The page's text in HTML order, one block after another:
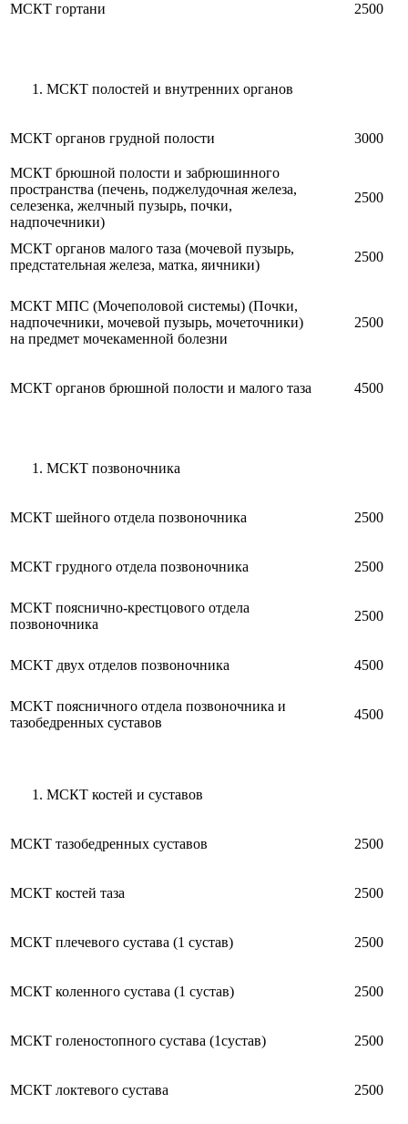
МСКТ гортани 2500
МСКТ полостей и внутренних органов
МСКТ органов грудной полости 3000
МСКТ брюшной полости и забрюшинного
пространства (печень, поджелудочная железа,
селезенка, желчный пузырь, почки,
надпочечники)
2500
МСКТ органов малого таза (мочевой пузырь,
предстательная железа, матка, яичники)
2500
МСКТ МПС (Мочеполовой системы) (Почки,
надпочечники, мочевой пузырь, мочеточники)
на предмет мочекаменной болезни
2500
МСКТ органов брюшной полости и малого таза 4500
МСКТ позвоночника
МСКТ шейного отдела позвоночника 2500
МСКТ грудного отдела позвоночника 2500
МСКТ пояснично-крестцового отдела
позвоночника
2500
MCKT двух отделов позвоночника 4500
MCKT поясничного отдела позвоночника и
тазобедренных суставов
4500
МСКТ костей и суставов
МСКТ тазобедренных суставов 2500
МСКТ костей таза 2500
МСКТ плечевого сустава (1 сустав) 2500
МСКТ коленного сустава (1 сустав) 2500
МСКТ голеностопного сустава (1сустав) 2500
МСКТ локтевого сустава 2500